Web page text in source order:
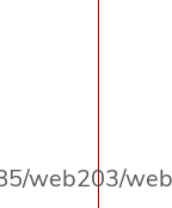
web203/